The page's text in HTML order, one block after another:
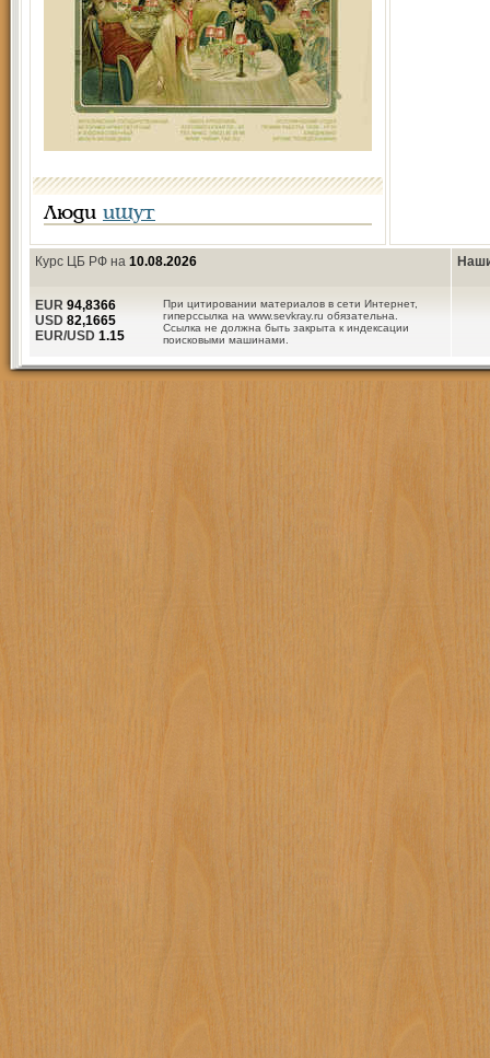
Люди ищут
Курс ЦБ РФ на 10.08.2026
При цитировании материалов в сети Интернет,
гиперссылка на www.sevkray.ru обязательна.
Ссылка не должна быть закрыта к индексации
поисковыми машинами.
EUR 94,8366
USD 82,1665
EUR/USD 1.15